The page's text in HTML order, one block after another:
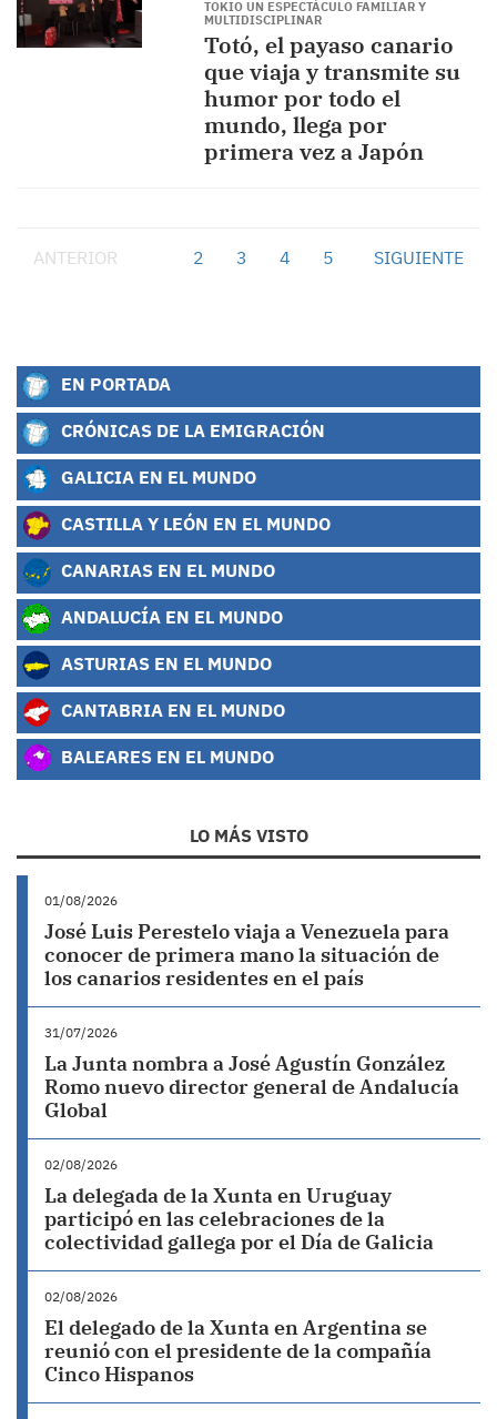
TOKIO UN ESPECTÁCULO FAMILIAR Y
MULTIDISCIPLINAR
Totó, el payaso canario
que viaja y transmite su
humor por todo el
mundo, llega por
primera vez a Japón
ANTERIOR 2 3 4 5 SIGUIENTE
EN PORTADA
CRÓNICAS DE LA EMIGRACIÓN
GALICIA EN EL MUNDO
CASTILLA Y LEÓN EN EL MUNDO
CANARIAS EN EL MUNDO
ANDALUCÍA EN EL MUNDO
ASTURIAS EN EL MUNDO
CANTABRIA EN EL MUNDO
BALEARES EN EL MUNDO
LO MÁS VISTO
01/08/2026
José Luis Perestelo viaja a Venezuela para
conocer de primera mano la situación de
los canarios residentes en el país
31/07/2026
La Junta nombra a José Agustín González
Romo nuevo director general de Andalucía
Global
02/08/2026
La delegada de la Xunta en Uruguay
participó en las celebraciones de la
colectividad gallega por el Día de Galicia
02/08/2026
El delegado de la Xunta en Argentina se
reunió con el presidente de la compañía
Cinco Hispanos